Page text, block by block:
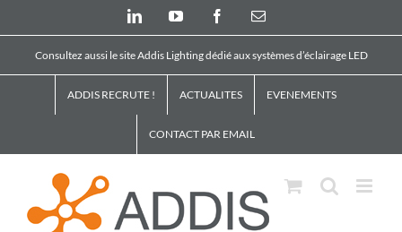
LinkedInYouTube FacebookEmail
Consultez aussi le site Addis Lighting dédié aux systèmes d’éclairage LED
ADDIS RECRUTE ! ACTUALITES EVENEMENTS
CONTACT PAR EMAIL